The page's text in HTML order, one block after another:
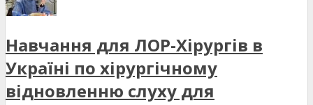
Навчання для ЛОР-Хірургів в
Україні по хірургічному
відновленню слуху для